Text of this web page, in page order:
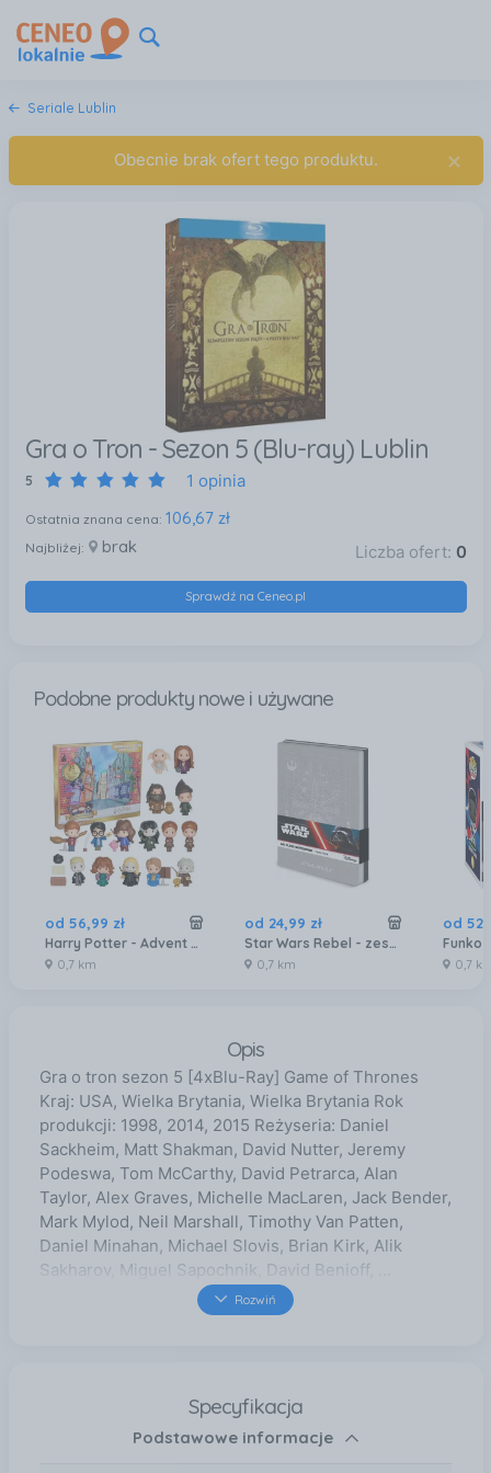
Seriale Lublin
Obecnie brak ofert tego produktu. ×
Gra o Tron - Sezon 5 (Blu-ray) Lublin
5 1 opinia
Ostatnia znana cena: 106,67 zł
Najbliżej: brak Liczba ofert: 0
Sprawdź na Ceneo.pl
Podobne produkty nowe i używane
od56,99 zł
Harry Potter - Advent Calendar 2025 (6072709)
0,7 km
od 24,99 zł
Star Wars Rebel - zestaw 2 zeszytów A6 14,8x10,5x1,2
0,7 km
od 52,
0,7
Opis
Gra o tron sezon 5 [4xBlu-Ray] Game of Thrones
Kraj: USA, Wielka Brytania, Wielka Brytania Rok
produkcji: 1998, 2014, 2015 Reżyseria: Daniel
Sackheim, Matt Shakman, David Nutter, Jeremy
Podeswa, Tom McCarthy, David Petrarca, Alan
Taylor, Alex Graves, Michelle MacLaren, Jack Bender,
Mark Mylod, Neil Marshall, Timothy Van Patten,
Daniel Minahan, Michael Slovis, Brian Kirk, Alik
Sakharov, Miguel Sapochnik, David Benioff, ...
Scenariusz: Jane Espenson, Dave Hill, David Benioff,
George R.R. Martin, Vanessa Taylor, D.B. Weiss,
Peter Dinklage, Mackenzie Crook, Anton Lesser,
Noah Taylor, Clive Russell, Burn Gorman, Paul Kaye,
Rozwiń
Specyfikacja
Podstawowe informacje